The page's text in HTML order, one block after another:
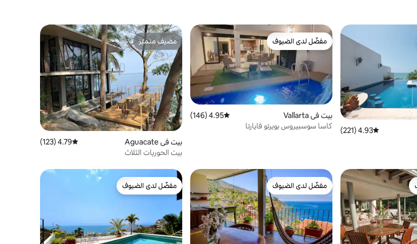
متوسط التقييم 4.93 من 5، 221 مراجعات
4.93 (221)
مفضّل لدى الضيوف
مفضّل لدى الضيوف
بيت في Vallarta متوسط التقييم 4.95 من 5، 146 مراجعات
4.95 (146)
كاسا سوسبيروس بويرتو فايارتا
مضيف متميّز
مضيف متميّز
بيت في Aguacate متوسط التقييم 4.79 من 5، 123 مراجعات
4.79 (123)
بيت الحوريات الثلاث
لدى الضيوف مفضّل لدى الضيوف
مفضّل لدى الضيوف
مفضّل لدى الضيوف
مفضّل لدى الضيوف